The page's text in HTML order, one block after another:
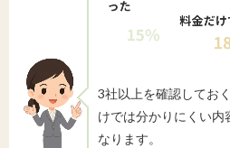
3社以上を確認してお
けでは分かりにくい内
なります。